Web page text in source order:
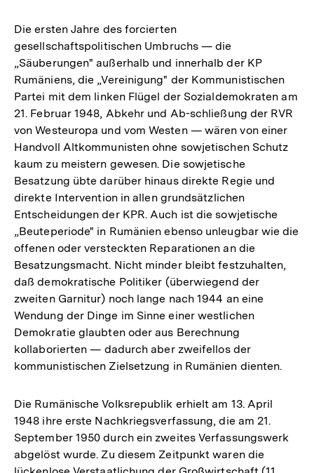
Die ersten Jahre des forcierten
gesellschaftspolitischen Umbruchs — die
„Säuberungen" außerhalb und innerhalb der KP
Rumäniens, die „Vereinigung" der Kommunistischen
Partei mit dem linken Flügel der Sozialdemokraten am
21. Februar 1948, Abkehr und Ab-schließung der RVR
von Westeuropa und vom Westen — wären von einer
Handvoll Altkommunisten ohne sowjetischen Schutz
kaum zu meistern gewesen. Die sowjetische
Besatzung übte darüber hinaus direkte Regie und
direkte Intervention in allen grundsätzlichen
Entscheidungen der KPR. Auch ist die sowjetische
„Beuteperiode" in Rumänien ebenso unleugbar wie die
offenen oder versteckten Reparationen an die
Besatzungsmacht. Nicht minder bleibt festzuhalten,
daß demokratische Politiker (überwiegend der
zweiten Garnitur) noch lange nach 1944 an eine
Wendung der Dinge im Sinne einer westlichen
Demokratie glaubten oder aus Berechnung
kollaborierten — dadurch aber zweifellos der
kommunistischen Zielsetzung in Rumänien dienten.
Die Rumänische Volksrepublik erhielt am 13. April
1948 ihre erste Nachkriegsverfassung, die am 21.
September 1950 durch ein zweites Verfassungswerk
abgelöst wurde. Zu diesem Zeitpunkt waren die